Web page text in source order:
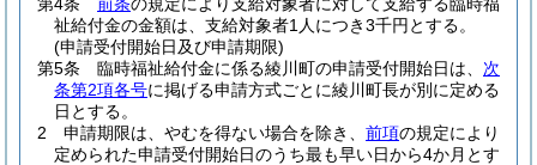
祉給付金の金額は、支給対象者1人につき3千円とする。
(申請受付開始日及び申請期限)
第5条
臨時福祉給付金に係る綾川町の申請受付開始日は、 次
条第2項各号に掲げる申請方式ごとに綾川町長が別に定める
日とする。
2
申請期限は、やむを得ない場合を除き、 前項の規定により
定められた申請受付開始日のうち最も早い日から4か月とす